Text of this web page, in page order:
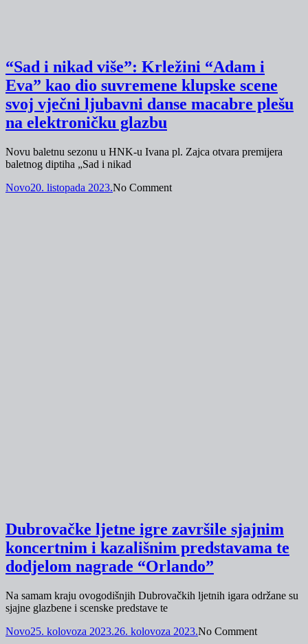
“Sad i nikad više”: Krležini “Adam i
Eva” kao dio suvremene klupske scene
svoj vječni ljubavni danse macabre plešu
na elektroničku glazbu
Novu baletnu sezonu u HNK-u Ivana pl. Zajca otvara premijera
baletnog diptiha „Sad i nikad
Novo20. listopada 2023.No Comment
Dubrovačke ljetne igre završile sjajnim
koncertnim i kazališnim predstavama te
dodjelom nagrade “Orlando”
Na samam kraju ovogodišnjih Dubrovačkih ljetnih igara održane su
sjajne glazbene i scenske predstave te
Novo25. kolovoza 2023.26. kolovoza 2023.No Comment